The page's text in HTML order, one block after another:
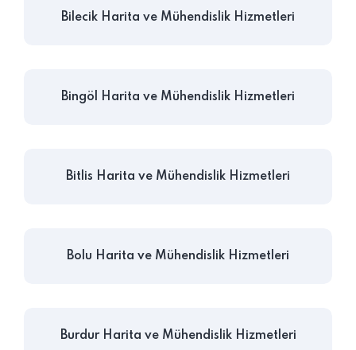
Bilecik Harita ve Mühendislik Hizmetleri
Bingöl Harita ve Mühendislik Hizmetleri
Bitlis Harita ve Mühendislik Hizmetleri
Bolu Harita ve Mühendislik Hizmetleri
Burdur Harita ve Mühendislik Hizmetleri